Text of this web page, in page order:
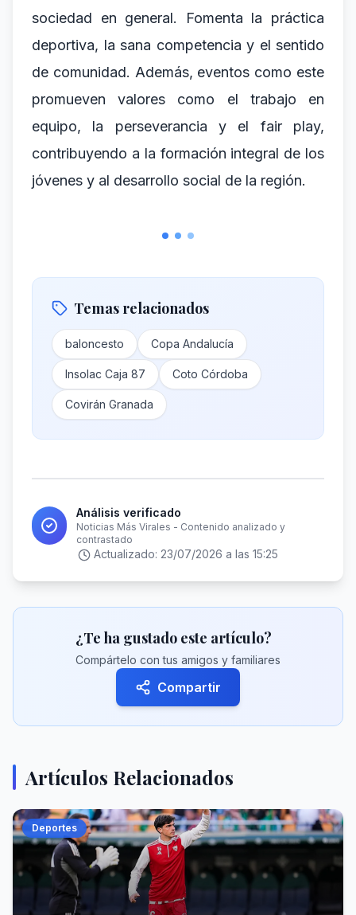
sociedad en general. Fomenta la práctica
deportiva, la sana competencia y el sentido
de comunidad. Además, eventos como este
promueven valores como el trabajo en
equipo, la perseverancia y el fair play,
contribuyendo a la formación integral de los
jóvenes y al desarrollo social de la región.
Temas relacionados
baloncesto Copa Andalucía
Insolac Caja 87 Coto Córdoba
Covirán Granada
Análisis verificado
Noticias Más Virales - Contenido analizado y
contrastado
Actualizado: 23/07/2026 a las 15:25
¿Te ha gustado este artículo?
Compártelo con tus amigos y familiares
Compartir
Artículos Relacionados
Deportes